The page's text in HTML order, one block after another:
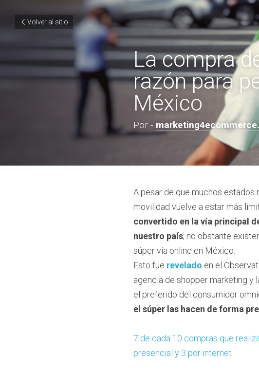
Volver al sitio
La compra
razón para
México
Por -
A pesar de que muchos estados
movilidad vuelve a estar más
convertido en la vía principal
nuestro país; no obstante
súper vía online en México.
Esto fue revelado en el
agencia de shopper marketing
el preferido del consumidor
el súper las hacen de forma
7 de cada 10 compras que
presencial y 3 por internet